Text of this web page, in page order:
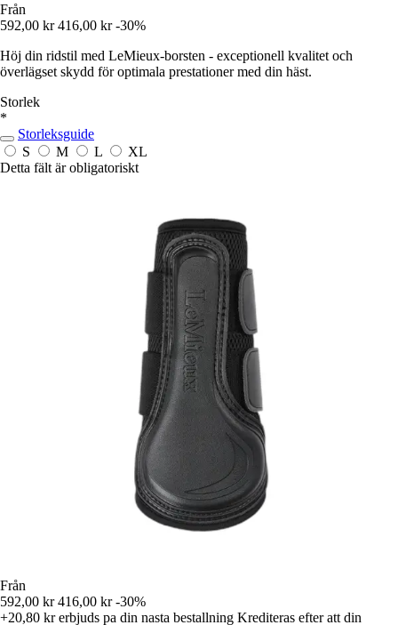
Från
592,00 kr 416,00 kr -30%
Höj din ridstil med LeMieux-borsten - exceptionell kvalitet och
överlägset skydd för optimala prestationer med din häst.
Storlek
*
Storleksguide
S
M L
XL
Detta fält är obligatoriskt
Från
592,00 kr 416,00 kr -30%
+20,80 krerbjuds pa din nasta bestallning Krediteras efter att din